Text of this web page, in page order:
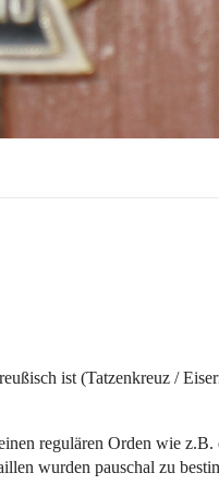
ist (Tatzenkreuz /
regulären Orden wie
wurden pauschal zu